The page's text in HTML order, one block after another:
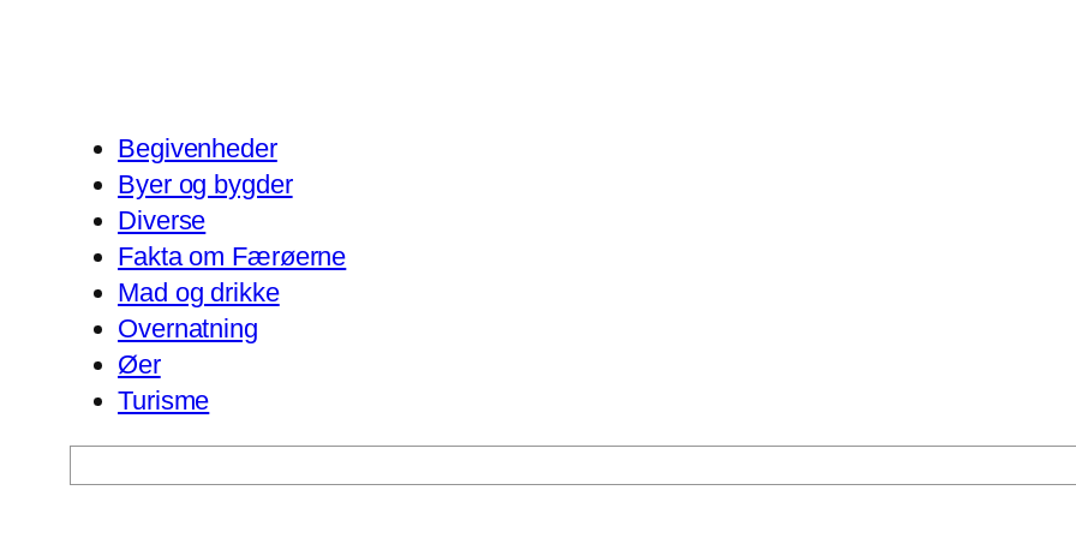
Begivenheder
Byer og bygder
Diverse
Fakta om Færøerne
Mad og drikke
Overnatning
Øer
Turisme